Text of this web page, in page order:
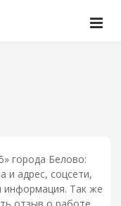
города Белово:
и адрес, соцсети,
информация. Так же